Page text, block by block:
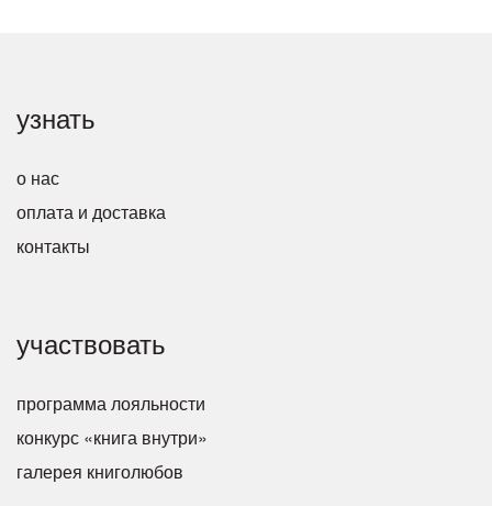
узнать
о нас
оплата и доставка
контакты
участвовать
программа лояльности
конкурс «книга внутри»
галерея книголюбов